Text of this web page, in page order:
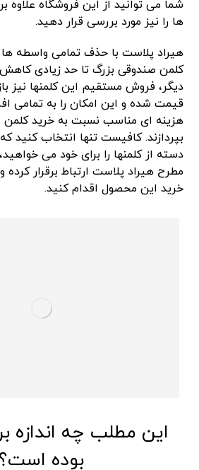
شما می توانید از این فروشگاه
ها را نیز مورد بررسی قرار دهید.
هیراد پلاست با حذف تمامی واسطه
کلمن صندوقی بزرگ تا حد زیادی کاهش
دیگر، فروش مستقیم این کلمنها نیز
قیمت شده و این امکان را به تمامی
هزینه ای مناسب نسبت به خرید کلمن
بپردازند. کافیست تنها انتخاب کنید
دسته از کلمنها را برای خود می
مطرح هیراد پلاست ارتباط برقرار
خرید این محصول اقدام کنید.
این مطلب چه اندازه
بوده است؟